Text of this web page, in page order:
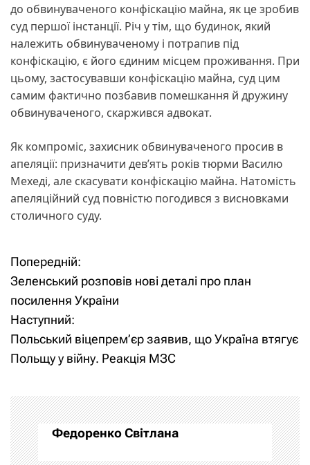
до обвинуваченого конфіскацію майна, як це зробив
суд першої інстанції. Річ у тім, що будинок, який
належить обвинуваченому і потрапив під
конфіскацію, є його єдиним місцем проживання. При
цьому, застосувавши конфіскацію майна, суд цим
самим фактично позбавив помешкання й дружину
обвинуваченого, скаржився адвокат.
Як компроміс, захисник обвинуваченого просив в
апеляції: призначити дев’ять років тюрми Василю
Мехеді, але скасувати конфіскацію майна. Натомість
апеляційний суд повністю погодився з висновками
столичного суду.
Н
а
в
і
а
ц
Попередній:
Зеленський розповів нові деталі про план
посилення України
Наступний:
Польський віцепрем’єр заявив, що Україна втягує
Польщу у війну. Реакція МЗС
Федоренко Світлана